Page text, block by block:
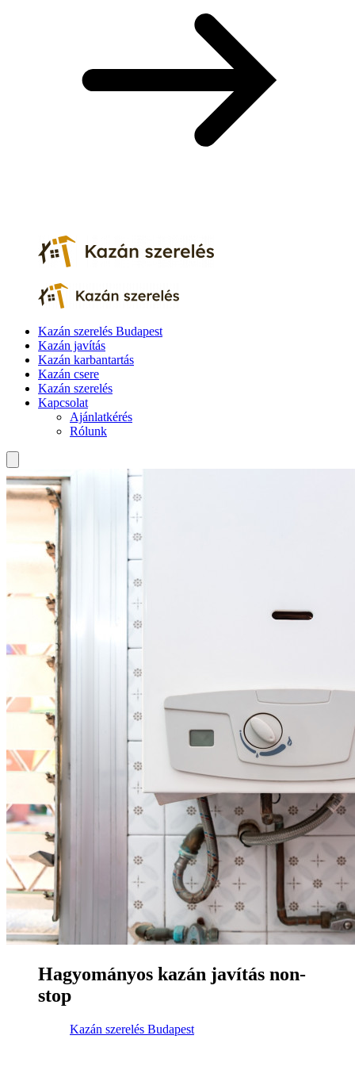
Kazán szerelés Budapest
Kazán javítás
Kazán karbantartás
Kazán csere
Kazán szerelés
Kapcsolat
Ajánlatkérés
Rólunk
Hagyományos kazán javítás non-
stop
Kazán szerelés Budapest